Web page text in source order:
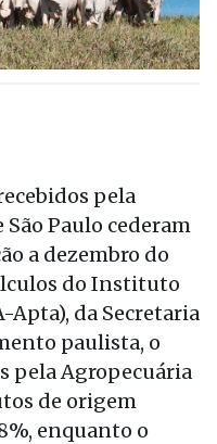
pela
Paulo cederam
a dezembro do
do Instituto
Apta), da Secretaria
paulista, o
pela Agropecuária
de origem
enquanto o